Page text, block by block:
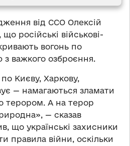
від ССО Олексій
російські військові-
вогонь по
важкого озброєння.
Києву, Харкову,
— намагаються зламати
терором. А на терор
— сказав
що українські захисники
правила війни, оскільки